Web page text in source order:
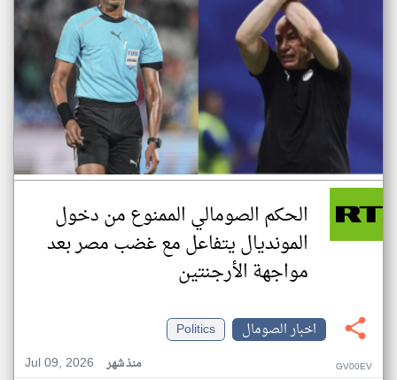
الحكم الصومالي الممنوع من دخول
المونديال يتفاعل مع غضب مصر بعد
مواجهة الأرجنتين
اخبار الصومال
Politics
Jul 09, 2026
منذ شهر GV00EV